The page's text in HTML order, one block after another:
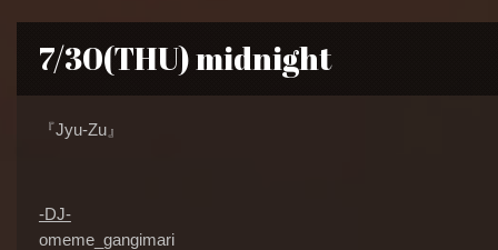
7/30(THU) midnight
『Jyu-Zu』
-DJ-
omeme_gangimari